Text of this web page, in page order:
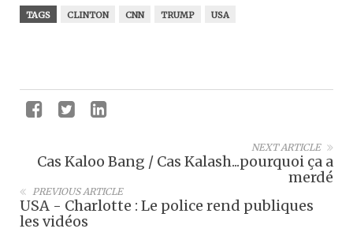
TAGS CLINTON CNN TRUMP USA
NEXT ARTICLE
Cas Kaloo Bang / Cas Kalash...pourquoi ça a
merdé
PREVIOUS ARTICLE
USA - Charlotte : Le police rend publiques
les vidéos